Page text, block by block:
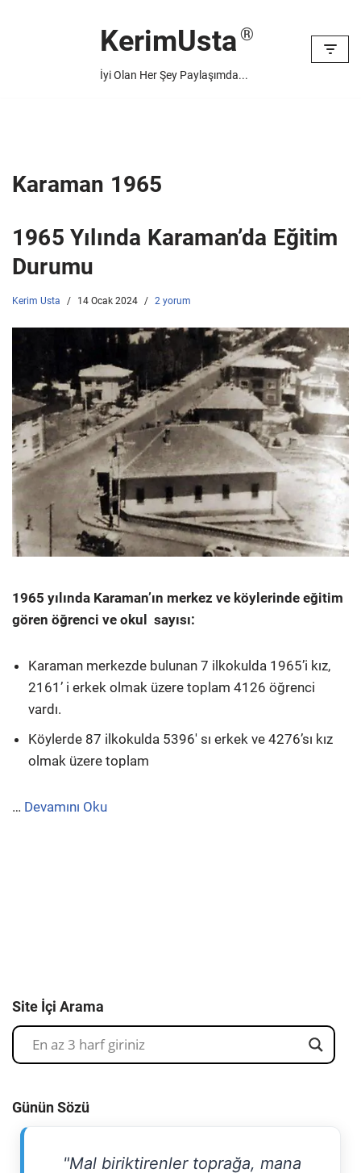
KerimUsta
İyi Olan Her Şey Paylaşımda...
Karaman 1965
1965 Yılında Karaman’da Eğitim
Durumu
Kerim Usta 14 Ocak 2024 2 yorum
1965 yılında Karaman’ın merkez ve köylerinde eğitim
gören öğrenci ve okul sayısı:
Karaman merkezde bulunan 7 ilkokulda 1965’i kız,
2161’ i erkek olmak üzere toplam 4126 öğrenci
vardı.
Köylerde 87 ilkokulda 5396′ sı erkek ve 4276’sı kız
olmak üzere toplam
… Devamını Oku
Site İçi Arama
Günün Sözü
"Mal biriktirenler toprağa, mana